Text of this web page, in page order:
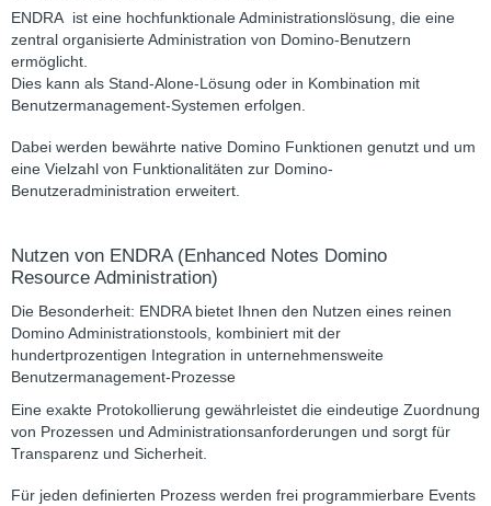
ENDRA ist eine hochfunktionale Administrationslösung, die eine
zentral organisierte Administration von Domino-Benutzern
ermöglicht.
Dies kann als Stand-Alone-Lösung oder in Kombination mit
Benutzermanagement-Systemen erfolgen.
Dabei werden bewährte native Domino Funktionen genutzt und um
eine Vielzahl von Funktionalitäten zur Domino-
Benutzeradministration erweitert.
Nutzen von ENDRA (Enhanced Notes Domino
Resource Administration)
Die Besonderheit: ENDRA bietet Ihnen den Nutzen eines reinen
Domino Administrationstools, kombiniert mit der
hundertprozentigen Integration in unternehmensweite
Benutzermanagement-Prozesse
Eine exakte Protokollierung gewährleistet die eindeutige Zuordnung
von Prozessen und Administrationsanforderungen und sorgt für
Transparenz und Sicherheit.
Für jeden definierten Prozess werden frei programmierbare Events